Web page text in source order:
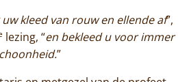
uw kleed van rouw en ellende af”,
lezing, “en bekleed u voor immer
”